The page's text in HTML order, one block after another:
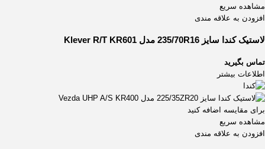
مشاهده سریع
افزودن به علاقه مندی
لاستیک کندا سایز 235/70R16 مدل Klever R/T KR601
تماس بگیرید
اطلاعات بیشتر
برای مقایسه اضافه کنید
مشاهده سریع
افزودن به علاقه مندی